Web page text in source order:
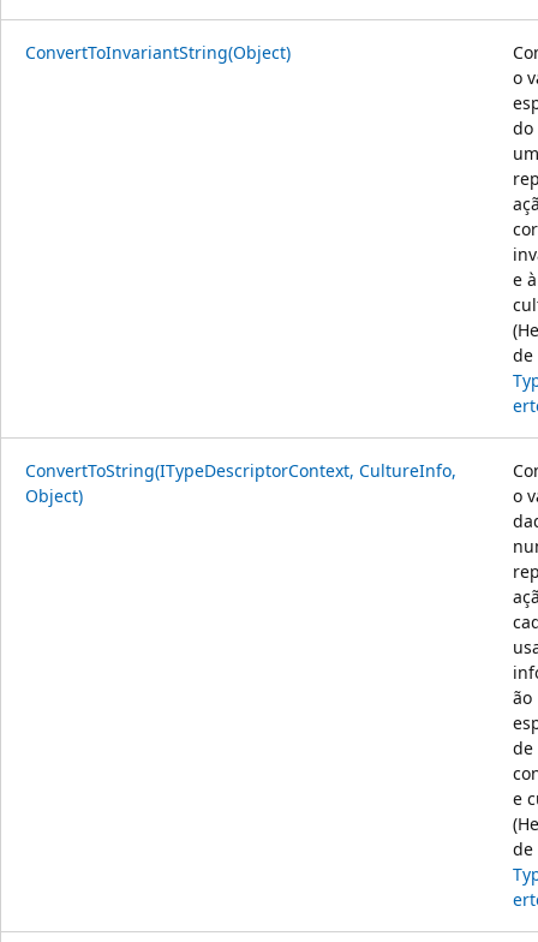
ConvertToInvariantString(Object)
o
do
e à
de
ConvertToString(ITypeDescriptorContext, CultureInfo,
Object)
o
ão
de
e
de